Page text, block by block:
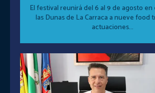
El festival reunirá del 6 al 9 de agosto
las Dunas de La Carraca a nueve food
actuaciones...